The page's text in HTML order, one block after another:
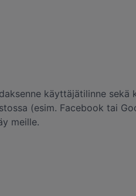
käyttäjätilinne sekä
(esim. Facebook tai
meille.